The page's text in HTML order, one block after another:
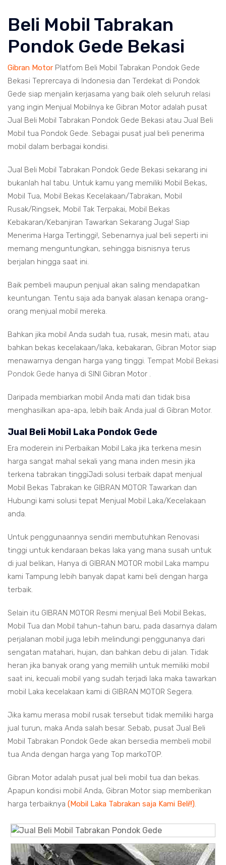
Beli Mobil Tabrakan
Pondok Gede Bekasi
Gibran Motor Platfom Beli Mobil Tabrakan Pondok Gede
Bekasi Teprercaya di Indonesia dan Terdekat di Pondok
Gede siap menjalin kerjasama yang baik oleh seluruh relasi
yang ingin Menjual Mobilnya ke Gibran Motor adalah pusat
Jual Beli Mobil Tabrakan Pondok Gede Bekasi atau Jual Beli
Mobil tua Pondok Gede. Sebagai pusat jual beli penerima
mobil dalam berbagai kondisi.
Jual Beli Mobil Tabrakan Pondok Gede Bekasi sekarang ini
bukanlah hal tabu. Untuk kamu yang memiliki Mobil Bekas,
Mobil Tua, Mobil Bekas Kecelakaan/Tabrakan, Mobil
Rusak/Ringsek, Mobil Tak Terpakai, Mobil Bekas
Kebakaran/Kebanjiran Tawarkan Sekarang Juga! Siap
Menerima Harga Tertinggi!, Sebenarnya jual beli seperti ini
memang menguntungkan, sehingga bisnisnya terus
berjalan hingga saat ini.
Baik pembeli maupun penjual akan saling mendapatkan
keuntungan. Tentu saja ada banyak alasan kenapa orang-
orang menjual mobil mereka.
Bahkan jika mobil Anda sudah tua, rusak, mesin mati, atau
bahkan bekas kecelakaan/laka, kebakaran, Gibran Motor siap
menawarnya dengan harga yang tinggi. Tempat Mobil Bekasi
Pondok Gede hanya di SINI Gibran Motor .
Daripada membiarkan mobil Anda mati dan tidak bisa
menghasilkan apa-apa, lebih baik Anda jual di Gibran Motor.
Jual Beli Mobil Laka Pondok Gede
Era moderein ini Perbaikan Mobil Laka jika terkena mesin
harga sangat mahal sekali yang mana inden mesin jika
terkena tabrakan tinggiJadi solusi terbaik dapat menjual
Mobil Bekas Tabrakan ke GIBRAN MOTOR Tawarkan dan
Hubungi kami solusi tepat Menjual Mobil Laka/Kecelakaan
anda.
Untuk penggunaannya sendiri membutuhkan Renovasi
tinggi untuk kendaraan bekas laka yang mana susah untuk
di jual belikan, Hanya di GIBRAN MOTOR mobil Laka mampu
kami Tampung lebih banyak dapat kami beli dengan harga
terbaik.
Selain itu GIBRAN MOTOR Resmi menjual Beli Mobil Bekas,
Mobil Tua dan Mobil tahun-tahun baru, pada dasarnya dalam
perjalanan mobil juga lebih melindungi penggunanya dari
sengatan matahari, hujan, dan bahkan debu di jalan. Tidak
heran jika banyak orang yang memilih untuk memiliki mobil
saat ini, kecuali mobil yang sudah terjadi laka maka tawarkan
mobil Laka kecelakaan kami di GIBRAN MOTOR Segera.
Jika kamu merasa mobil rusak tersebut tidak memiliki harga
jual turun, maka Anda salah besar. Sebab, pusat Jual Beli
Mobil Tabrakan Pondok Gede akan bersedia membeli mobil
tua Anda dengan harga yang Top markoTOP.
Gibran Motor adalah pusat jual beli mobil tua dan bekas.
Apapun kondisi mobil Anda, Gibran Motor siap memberikan
harga terbaiknya (Mobil Laka Tabrakan saja Kami Beli!!).